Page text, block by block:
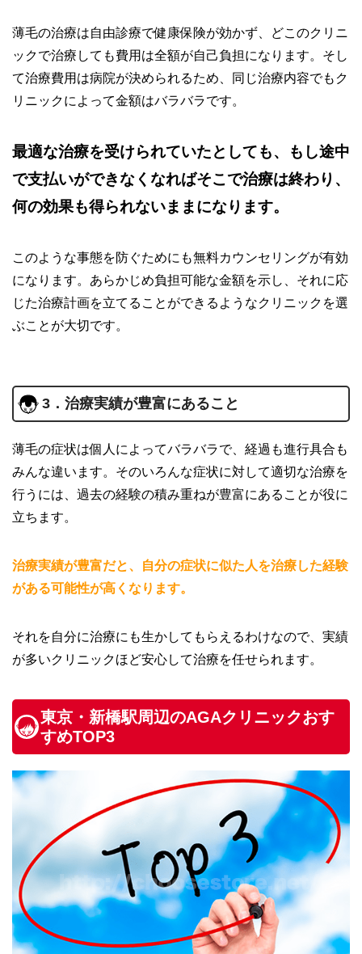
薄毛の治療は自由診療で健康保険が効かず、どこのクリニ
ックで治療しても費用は全額が自己負担になります。そし
て治療費用は病院が決められるため、同じ治療内容でもク
リニックによって金額はバラバラです。
最適な治療を受けられていたとしても、もし途中
で支払いができなくなればそこで治療は終わり、
何の効果も得られないままになります。
このような事態を防ぐためにも無料カウンセリングが有効
になります。あらかじめ負担可能な金額を示し、それに応
じた治療計画を立てることができるようなクリニックを選
ぶことが大切です。
3．治療実績が豊富にあること
薄毛の症状は個人によってバラバラで、経過も進行具合も
みんな違います。そのいろんな症状に対して適切な治療を
行うには、過去の経験の積み重ねが豊富にあることが役に
立ちます。
治療実績が豊富だと、自分の症状に似た人を治療した経験
がある可能性が高くなります。
それを自分に治療にも生かしてもらえるわけなので、実績
が多いクリニックほど安心して治療を任せられます。
東京・新橋駅周辺のAGAクリニックおす
すめTOP3